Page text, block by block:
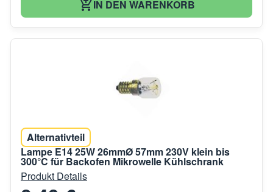
IN DEN WARENKORB
Alternativteil
Lampe E14 25W 26mmØ 57mm 230V klein bis
300°C für Backofen Mikrowelle Kühlschrank
Produkt Details